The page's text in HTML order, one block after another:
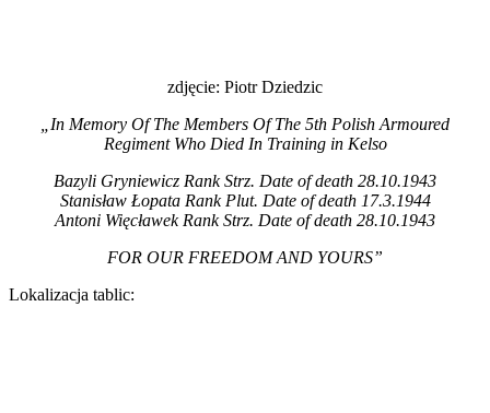
zdjęcie: Piotr Dziedzic
„In Memory Of The Members Of The 5th Polish Armoured
Regiment Who Died In Training in Kelso
Bazyli Gryniewicz Rank Strz. Date of death 28.10.1943
Stanisław Łopata Rank Plut. Date of death 17.3.1944
Antoni Więcławek Rank Strz. Date of death 28.10.1943
FOR OUR FREEDOM AND YOURS”
Lokalizacja tablic: